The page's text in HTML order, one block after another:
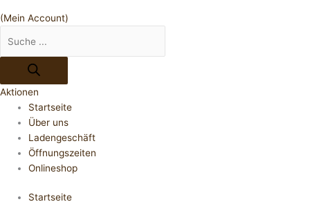
(Mein Account)
Aktionen
Startseite
Über uns
Ladengeschäft
Öffnungszeiten
Onlineshop
Startseite